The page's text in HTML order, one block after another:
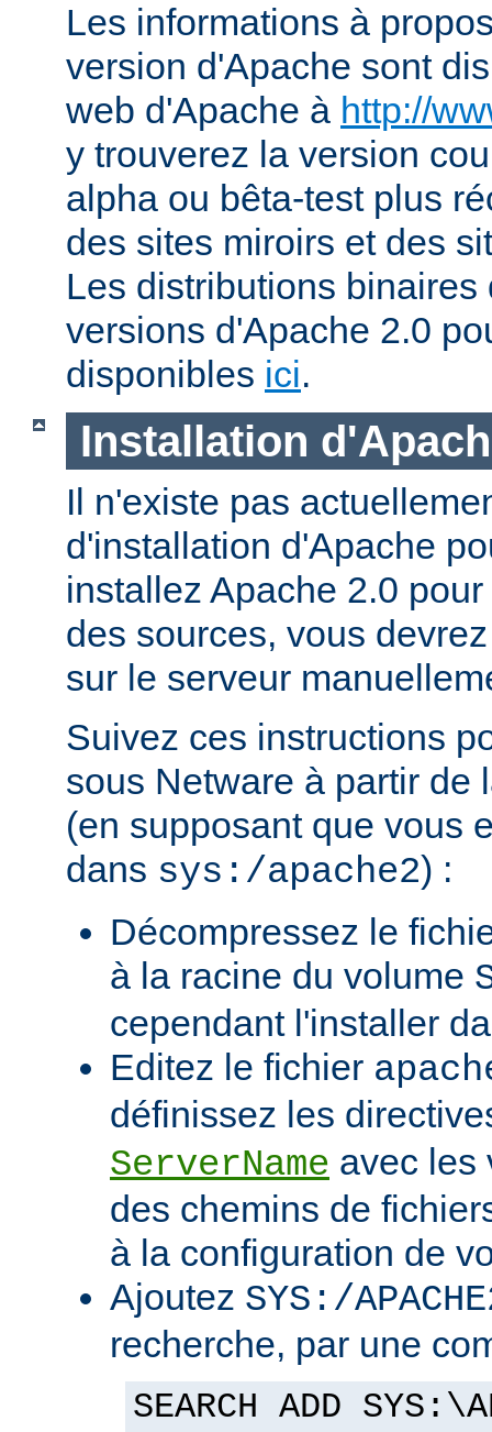
Les informations à
version d'Apache sont
web d'Apache à http://
y trouverez la version
alpha ou bêta-test plus
des sites miroirs et des
Les distributions binaires
versions d'Apache 2.0
disponibles ici.
Installation
Il n'existe pas
d'installation d'Apache
installez Apache 2.0
des sources, vous
sur le serveur
Suivez ces instructions
sous Netware à partir de
(en supposant que vous
dans sys:/apache2) :
Décompressez le
à la racine du volume
cependant l'installer
Editez le fichier
définissez les
ServerName avec les
des chemins de
à la configuration de
Ajoutez SYS:/
recherche, par une
SEARCH ADD